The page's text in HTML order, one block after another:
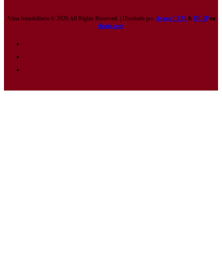
Atina Inmobiliaria © 2026 All Rights Reserved. | Diseñado por Avant CEM & DCIPen
denia.com